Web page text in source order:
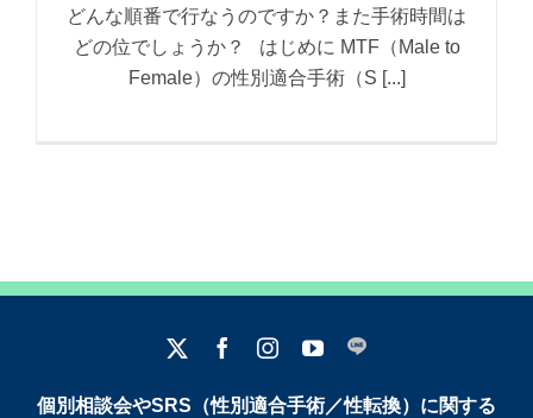
どんな順番で行なうのですか？また手術時間は
どの位でしょうか？ はじめに MTF（Male to
Female）の性別適合手術（S [...]
個別相談会やSRS（性別適合手術／性転換）に関する